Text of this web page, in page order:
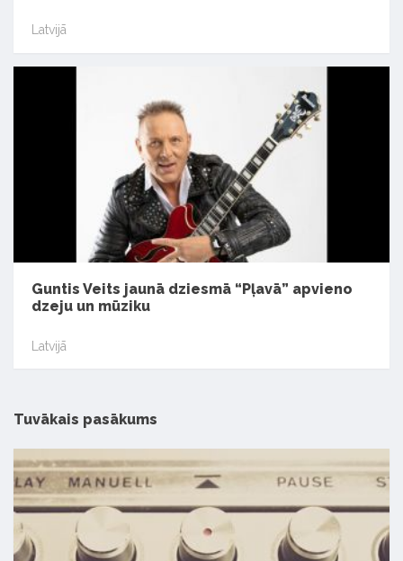
Latvijā
Guntis Veits jaunā dziesmā “Pļavā” apvieno
dzeju un mūziku
Latvijā
Tuvākais pasākums